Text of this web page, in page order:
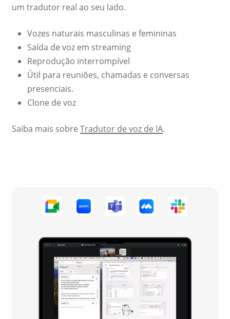
um tradutor real ao seu lado.
Vozes naturais masculinas e femininas
Saída de voz em streaming
Reprodução interrompível
Útil para reuniões, chamadas e conversas
presenciais.
Clone de voz
Saiba mais sobre Tradutor de voz de IA.